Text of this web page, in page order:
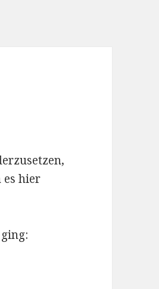
es hier